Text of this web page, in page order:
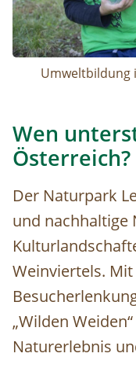
Umweltbildung
Wen
Österreich?
Der Naturpark
und nachhaltige
Weinviertels.
„Wilden
Naturerlebnis